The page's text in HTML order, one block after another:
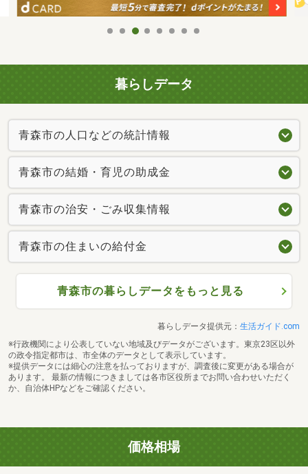
暮らしデータ
青森市の人口などの統計情報
青森市の結婚・育児の助成金
青森市の治安・ごみ収集情報
青森市の住まいの給付金
青森市の暮らしデータをもっと見る
暮らしデータ提供元： 生活ガイド.com
※行政機関により公表していない地域及びデータがございます。東京23区以外
の政令指定都市は、市全体のデータとして表示しています。
※提供データには細心の注意を払っておりますが、調査後に変更がある場合が
あります。 最新の情報につきましては各市区役所までお問い合わせいただく
か、自治体HPなどをご確認ください。
価格相場